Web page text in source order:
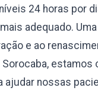
24 horas por
adequado.
e ao
Sorocaba,
nossas